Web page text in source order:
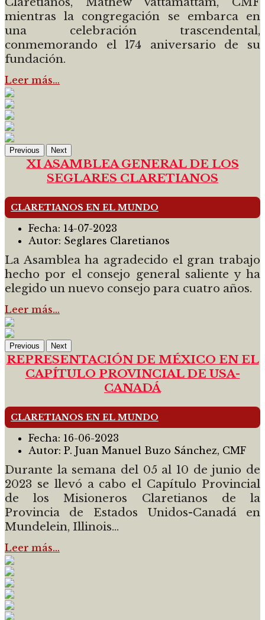
mientras la congregación se embarca en
una celebración trascendental,
conmemorando el 174 aniversario de su
fundación.
Leer más…
Previous Next
XI ASAMBLEA GENERAL DE LOS
SEGLARES CLARETIANOS
CLARETIANOS EN EL MUNDO
Fecha: 14-07-2023
Autor: Seglares Claretianos
La Asamblea ha agradecido el gran trabajo
hecho por el consejo general saliente y ha
elegido un nuevo consejo para cuatro años.
Leer más…
Previous Next
REPRESENTACIÓN DE MÉXICO EN EL
CAPÍTULO PROVINCIAL DE USA-
CANADÁ
CLARETIANOS EN EL MUNDO
Fecha: 16-06-2023
Autor: P. Juan Manuel Buzo Sánchez, CMF
Durante la semana del 05 al 10 de junio de
2023 se llevó a cabo el Capítulo Provincial
de los Misioneros Claretianos de la
Provincia de Estados Unidos-Canadá en
Mundelein, Illinois...
Leer más…